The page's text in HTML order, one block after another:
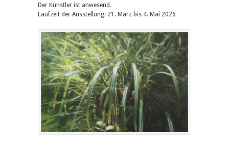
Der Künstler ist anwesend.
Laufzeit der Ausstellung: 21. März bis 4. Mai 2026